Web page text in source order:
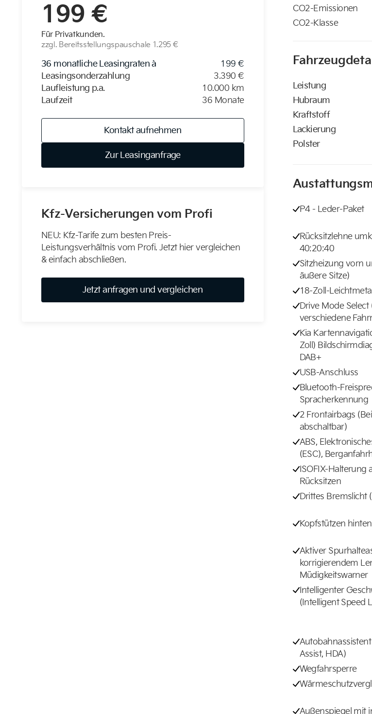
199 €
Für Privatkunden.
zzgl. Bereitsstellungspauschale 1.295 €
36 monatliche Leasingraten à
199 €
Leasingsonderzahlung
3.390 €
Laufleistung p.a.
10.000 km
Laufzeit
36 Monate
Kontakt aufnehmen
Zur Leasinganfrage
Kfz-Versicherungen vom Profi
NEU: Kfz-Tarife zum besten Preis-
Leistungsverhältnis vom Profi. Jetzt hier vergleichen
& einfach abschließen.
Jetzt anfragen und vergleichen
CO2-Emissionen
CO2-Klasse
Leistung
Hubraum
Kraftstoff
Lackierung
Polster
P4 - Leder-Paket
Rücksitzlehne
40:20:40
Sitzheizung vorn
äußere Sitze)
18-Zoll-
Drive Mode Select
verschiedene
Kia
Zoll)
DAB+
USB-Anschluss
Bluetooth-
Spracherkennung
2 Frontairbags
abschaltbar)
ABS,
(ESC),
ISOFIX-Halterung
Rücksitzen
Drittes Bremslicht
Kopfstützen
Aktiver
korrigierendem
Müdigkeitswarner
Intelligenter
(Intelligent Speed
Assist, HDA)
Wegfahrsperre
Außenspiegel mit